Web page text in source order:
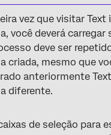
vez que visitar Text
você deverá carregar
deve ser
criada, mesmo que
anteriormente
diferente.
de seleção para